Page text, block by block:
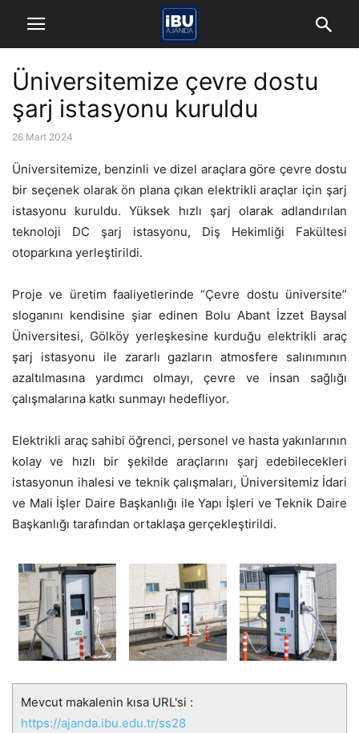
Üniversitemize çevre dostu
şarj istasyonu kuruldu
26 Mart 2024
Üniversitemize, benzinli ve dizel araçlara göre çevre dostu
bir seçenek olarak ön plana çıkan elektrikli araçlar için şarj
istasyonu kuruldu. Yüksek hızlı şarj olarak adlandırılan
teknoloji DC şarj istasyonu, Diş Hekimliği Fakültesi
otoparkına yerleştirildi.
Proje ve üretim faaliyetlerinde “Çevre dostu üniversite”
sloganını kendisine şiar edinen Bolu Abant İzzet Baysal
Üniversitesi, Gölköy yerleşkesine kurduğu elektrikli araç
şarj istasyonu ile zararlı gazların atmosfere salınımının
azaltılmasına yardımcı olmayı, çevre ve insan sağlığı
çalışmalarına katkı sunmayı hedefliyor.
Elektrikli araç sahibi öğrenci, personel ve hasta yakınlarının
kolay ve hızlı bir şekilde araçlarını şarj edebilecekleri
istasyonun ihalesi ve teknik çalışmaları, Üniversitemiz İdari
ve Mali İşler Daire Başkanlığı ile Yapı İşleri ve Teknik Daire
Başkanlığı tarafından ortaklaşa gerçekleştirildi.
Mevcut makalenin kısa URL'si :
https://ajanda.ibu.edu.tr/ss28